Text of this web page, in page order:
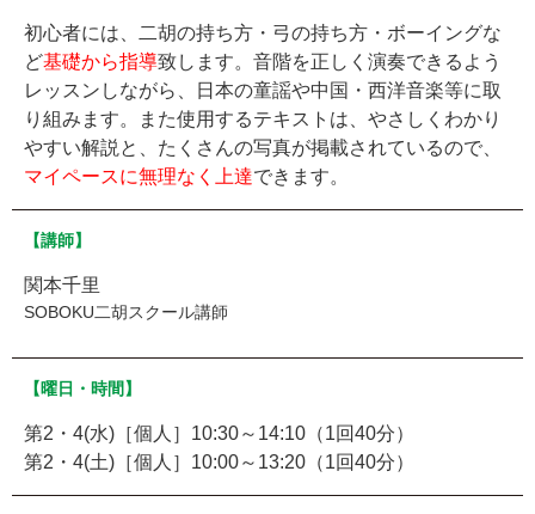
初心者には、二胡の持ち方・弓の持ち方・ボーイングな
ど基礎から指導致します。音階を正しく演奏できるよう
レッスンしながら、日本の童謡や中国・西洋音楽等に取
り組みます。また使用するテキストは、やさしくわかり
やすい解説と、たくさんの写真が掲載されているので、
マイペースに無理なく上達できます。
【講師】
関本千里
SOBOKU二胡スクール講師
【曜日・時間】
第2・4(水)［個人］10:30～14:10（1回40分）
第2・4(土)［個人］10:00～13:20（1回40分）